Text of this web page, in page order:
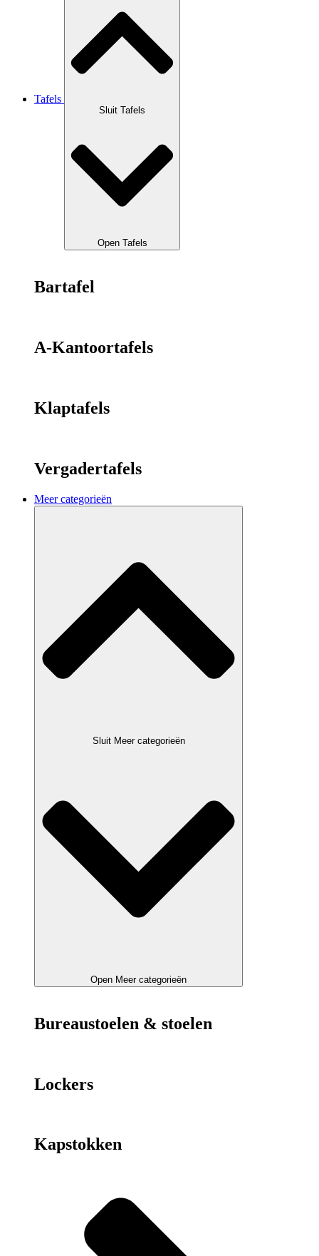
Tafels
Sluit Tafels
Open Tafels
Bartafel
A-Kantoortafels
Klaptafels
Vergadertafels
Meer categorieën
Sluit Meer categorieën
Open Meer categorieën
Bureaustoelen & stoelen
Lockers
Kapstokken